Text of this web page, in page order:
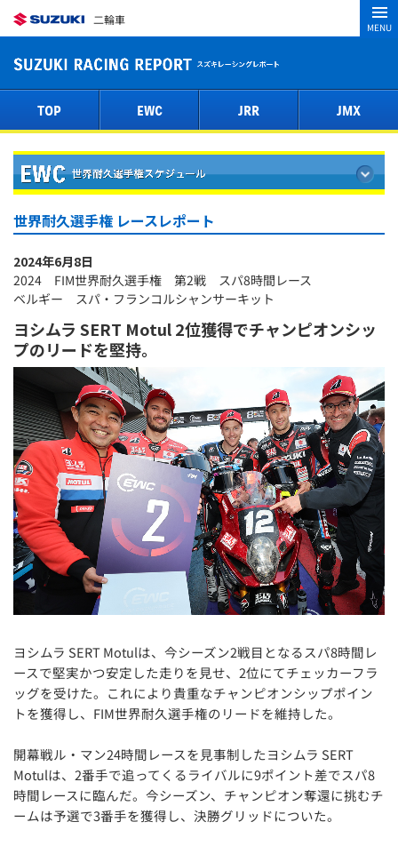
二輪車
MENU
TOP EWC JRR JMX
世界耐久選手権 レースレポート
2024年6月8日
2024 FIM世界耐久選手権 第2戦 スパ8時間レース
ベルギー スパ・フランコルシャンサーキット
ヨシムラ SERT Motul 2位獲得でチャンピオンシッ
プのリードを堅持。
ヨシムラ SERT Motulは、今シーズン2戦目となるスパ8時間レ
ースで堅実かつ安定した走りを見せ、2位にてチェッカーフラ
ッグを受けた。これにより貴重なチャンピオンシップポイン
トを獲得し、FIM世界耐久選手権のリードを維持した。
開幕戦ル・マン24時間レースを見事制したヨシムラ SERT
Motulは、2番手で追ってくるライバルに9ポイント差でスパ8
時間レースに臨んだ。今シーズン、チャンピオン奪還に挑むチ
ームは予選で3番手を獲得し、決勝グリッドについた。